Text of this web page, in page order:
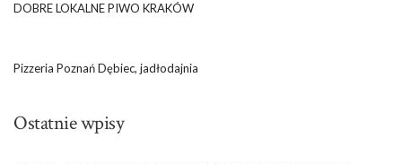
DOBRE LOKALNE PIWO KRAKÓW
Pizzeria Poznań Dębiec, jadłodajnia
Ostatnie wpisy